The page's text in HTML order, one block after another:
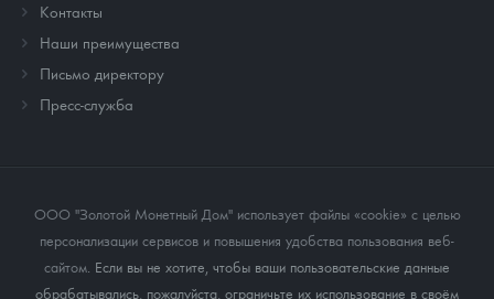
Контакты
Наши преимущества
Письмо директору
Пресс-служба
ООО "Золотой Монетный Дом" использует файлы «cookie» с целью
персонализации сервисов и повышения удобства пользования веб-
сайтом. Если вы не хотите, чтобы ваши пользовательские данные
обрабатывались, пожалуйста, ограничьте их использование в своём